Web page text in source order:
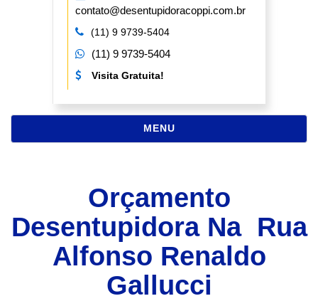
contato@desentupidoracoppi.com.br
(11) 9 9739-5404
(11) 9 9739-5404
Visita Gratuita!
MENUNAVEGAÇÃO
Orçamento
Desentupidora Na Rua
Alfonso Renaldo
Gallucci